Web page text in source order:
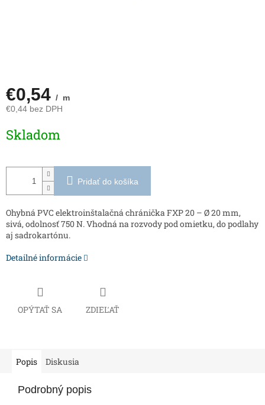
€0,54 / m
€0,44 bez DPH
cena:
Skladom
Pridať do košíka
Ohybná PVC elektroinštalačná chránička FXP 20 – Ø 20 mm,
sivá, odolnosť 750 N. Vhodná na rozvody pod omietku, do podlahy
aj sadrokartónu.
Detailné informácie
OPÝTAŤ SA ZDIEĽAŤ
Popis Diskusia
Podrobný popis